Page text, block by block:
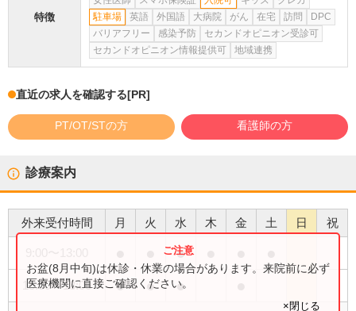
特徴
駐車場
英語 外国語 大病院 がん 在宅 訪問
DPC
バリアフリー
感染予防
セカンドオピニオン受診可
セカンドオピニオン情報提供可
地域連携
直近の求人を確認する[PR]
PT/OT/STの方 看護師の方
診療案内
外来受付時間 月 火 水 木 金 土 日 祝
●
15:00〜18:00 ● ● ●
お盆(8月中旬)は休診・休業の場合があります。来院前に必ず
医療機関に直接ご確認ください。
×閉じる